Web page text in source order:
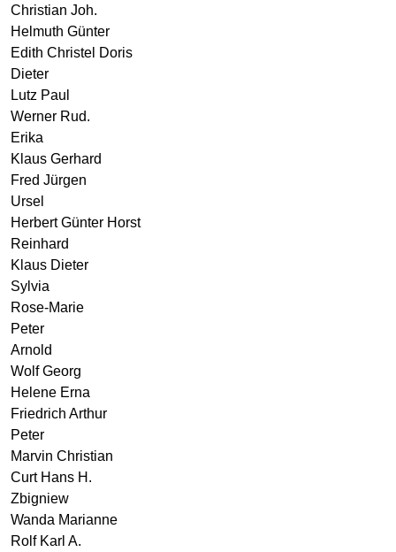
Christian Joh.
Helmuth Günter
Edith Christel Doris
Dieter
Lutz Paul
Werner Rud.
Erika
Klaus Gerhard
Fred Jürgen
Ursel
Herbert Günter Horst
Reinhard
Klaus Dieter
Sylvia
Rose-Marie
Peter
Arnold
Wolf Georg
Helene Erna
Friedrich Arthur
Peter
Marvin Christian
Curt Hans H.
Zbigniew
Wanda Marianne
Rolf Karl A.